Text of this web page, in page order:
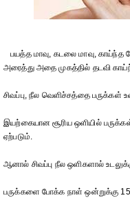
பயத்த மாவு, கடலை மாவு,
அரைத்து அதை முகத்தில் தடவி
சிவப்பு, நீல வெளிச்சத்தை பருக்கள்
இயற்கையான சூரிய ஒளியில்
ஏற்படும்.
ஆனால் சிவப்பு நீல ஒளிகளால்
பருக்களை போக்க நாள் ஒன்றுக்கு 15